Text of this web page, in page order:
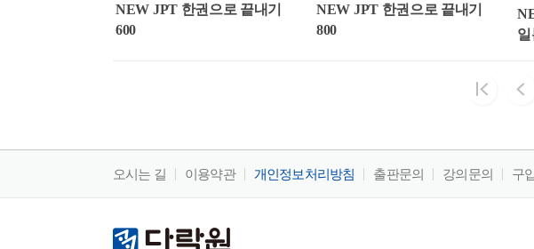
NEW JPT 한권으로 끝내기
600
NEW JPT 한권으로 끝내기
800
오시는 길 이용약관 개인정보처리방침 출판문의 강의문의 구